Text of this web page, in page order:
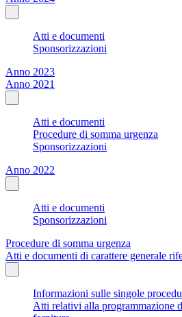
Atti e documenti
Sponsorizzazioni
Anno 2023
Anno 2021
Atti e documenti
Procedure di somma urgenza
Sponsorizzazioni
Anno 2022
Atti e documenti
Sponsorizzazioni
Procedure di somma urgenza
Atti e documenti di carattere generale
Informazioni sulle singole
Atti relativi alla programmazione